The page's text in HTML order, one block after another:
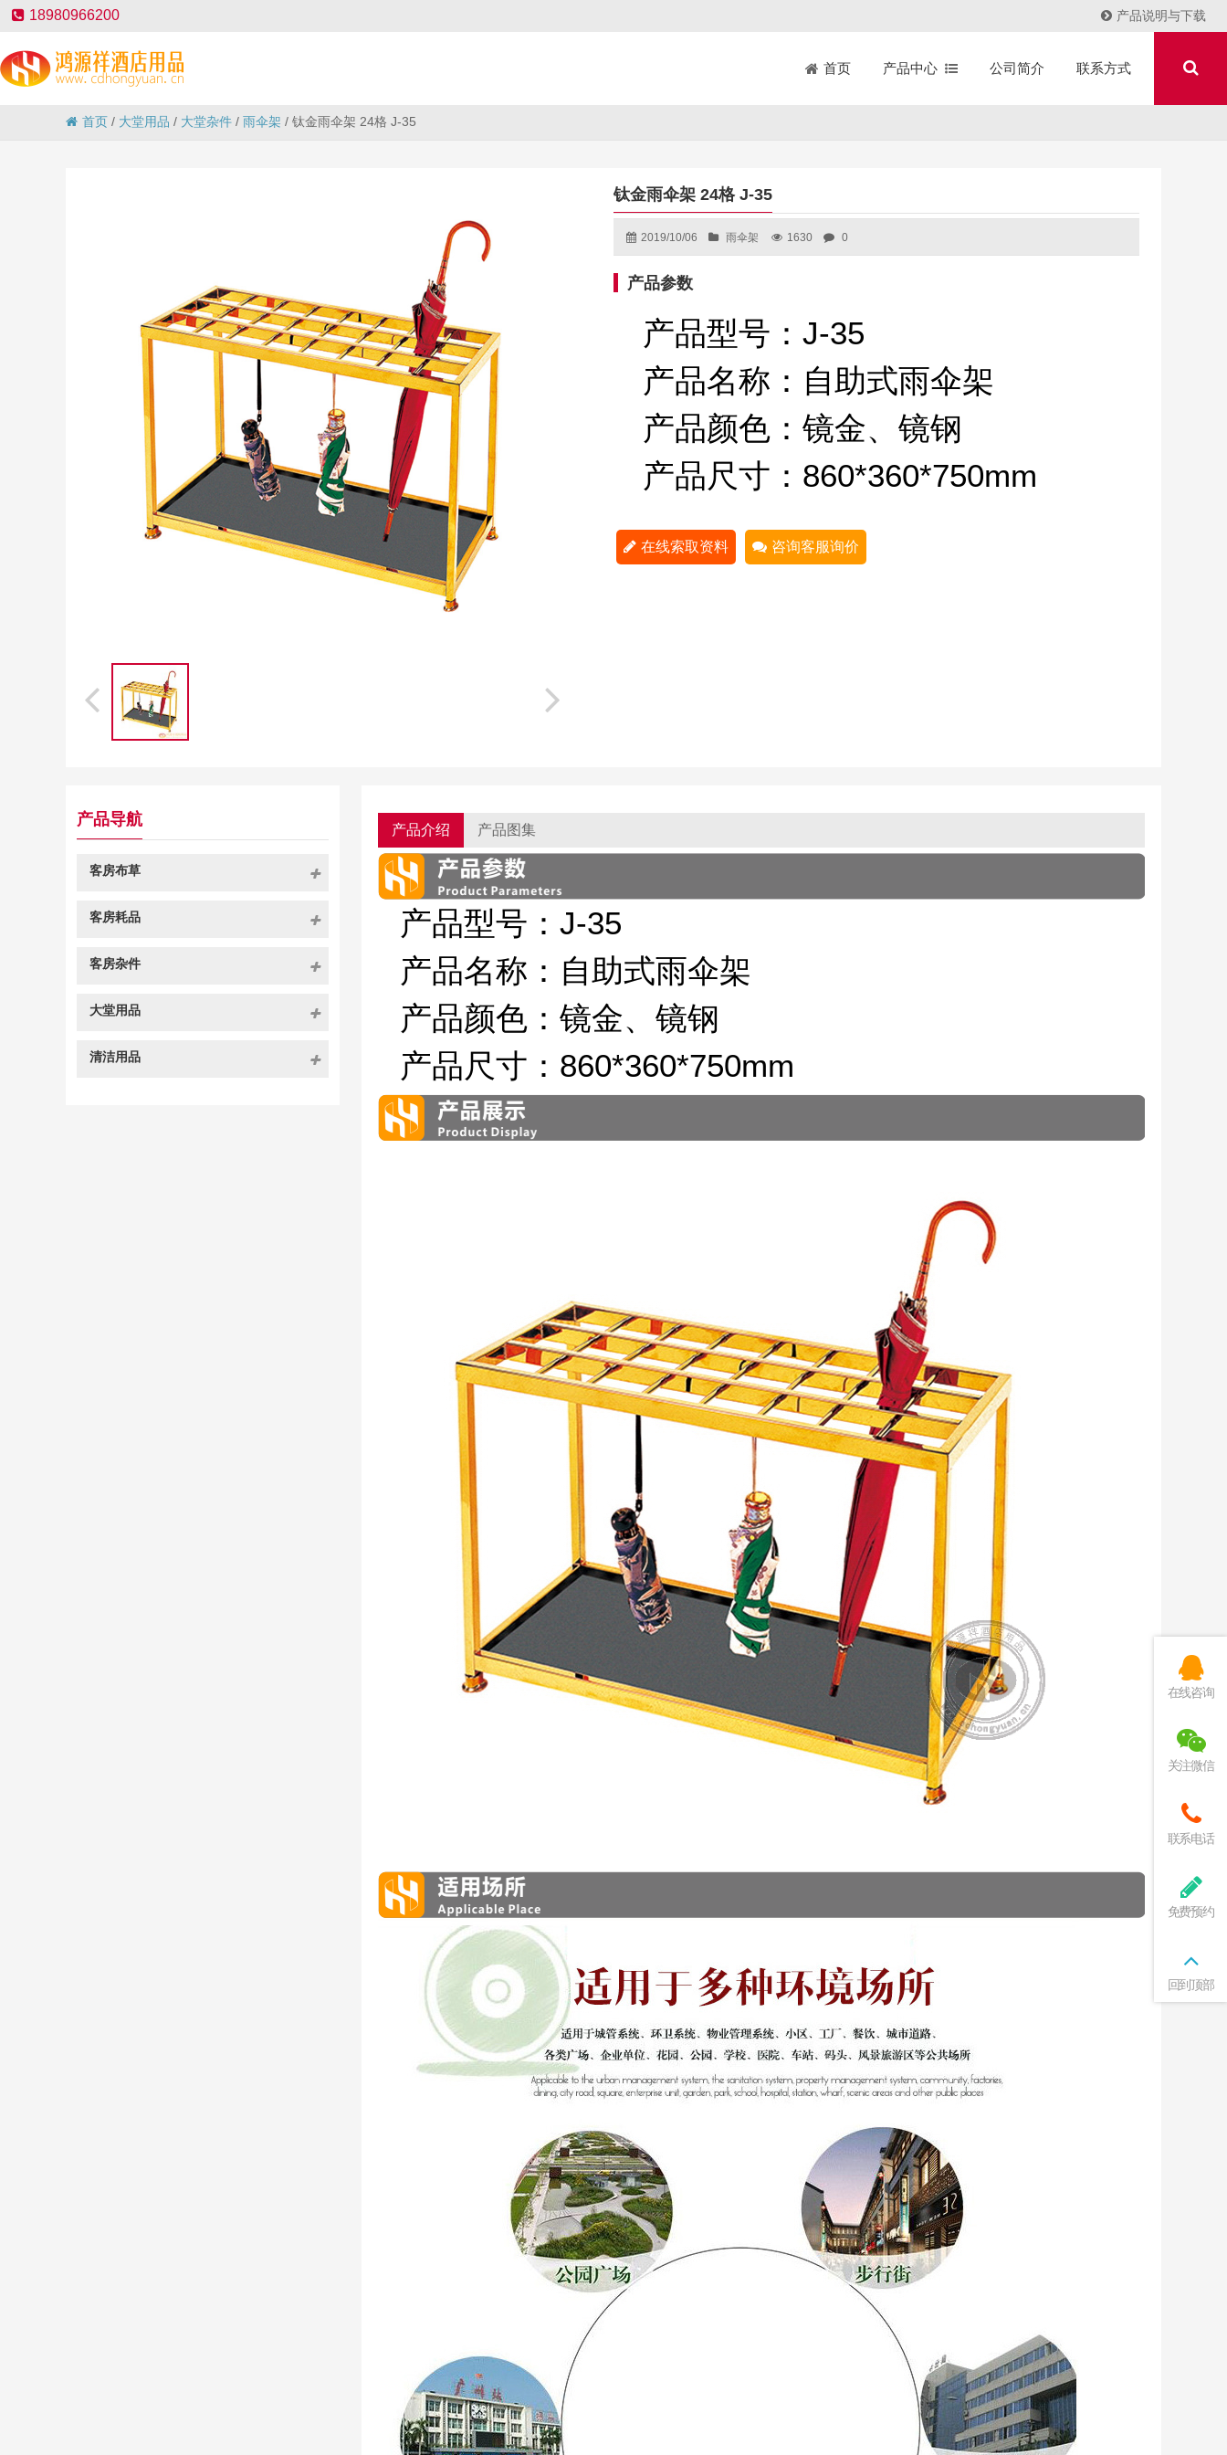
18980966200 产品说明与下载
首页 产品中心 公司简介 联系方式
首页 / 大堂用品 / 大堂杂件 / 雨伞架 / 钛金雨伞架 24格 J-35
钛金雨伞架 24格 J-35
2019/10/06 雨伞架 1630 0
产品参数
产品型号： J-35
产品名称 ： 自助式雨伞架
产品颜色： 镜金、镜钢
产品尺寸： 860*360*750mm
在线索取资料 咨询客服询价
产品介绍 产品图集
产品型号： J-35
产品名称 ： 自助式雨伞架
产品颜色： 镜金、镜钢
产品尺寸： 860*360*750mm
产品导航
客房布草
客房耗品
客房杂件
大堂用品
清洁用品
在线咨询
关注微信
联系电话
免费预约
回到顶部